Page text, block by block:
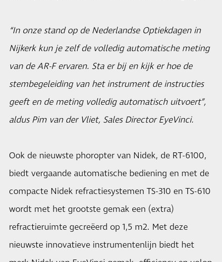
“In onze stand op de Nederlandse Optiekdagen in
Nijkerk kun je zelf de volledig automatische meting
van de AR-F ervaren. Sta er bij en kijk er hoe de
stembegeleiding van het instrument de instructies
geeft en de meting volledig automatisch uitvoert”,
aldus Pim van der Vliet, Sales Director EyeVinci.
Ook de nieuwste phoropter van Nidek, de RT-6100,
biedt vergaande automatische bediening en met de
compacte Nidek refractiesystemen TS-310 en TS-610
wordt met het grootste gemak een (extra)
refractieruimte gecreëerd op 1,5 m2. Met deze
nieuwste innovatieve instrumentenlijn biedt het